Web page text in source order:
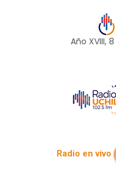
Año XVIII,
Radio en vivo